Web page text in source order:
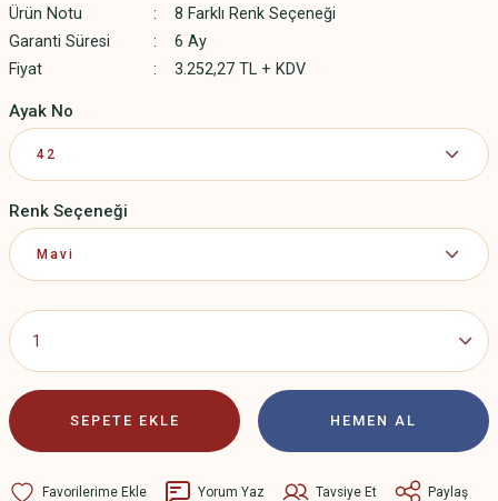
Ürün Notu
8 Farklı Renk Seçeneği
Garanti Süresi
6 Ay
Fiyat
3.252,27 TL + KDV
Ayak No
Renk Seçeneği
SEPETE EKLE HEMEN AL
Yorum Yaz Tavsiye Et Paylaş